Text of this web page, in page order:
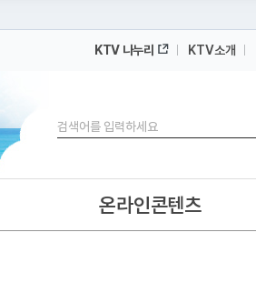
KTV 나누리 KTV소개
검색
온라인콘텐츠